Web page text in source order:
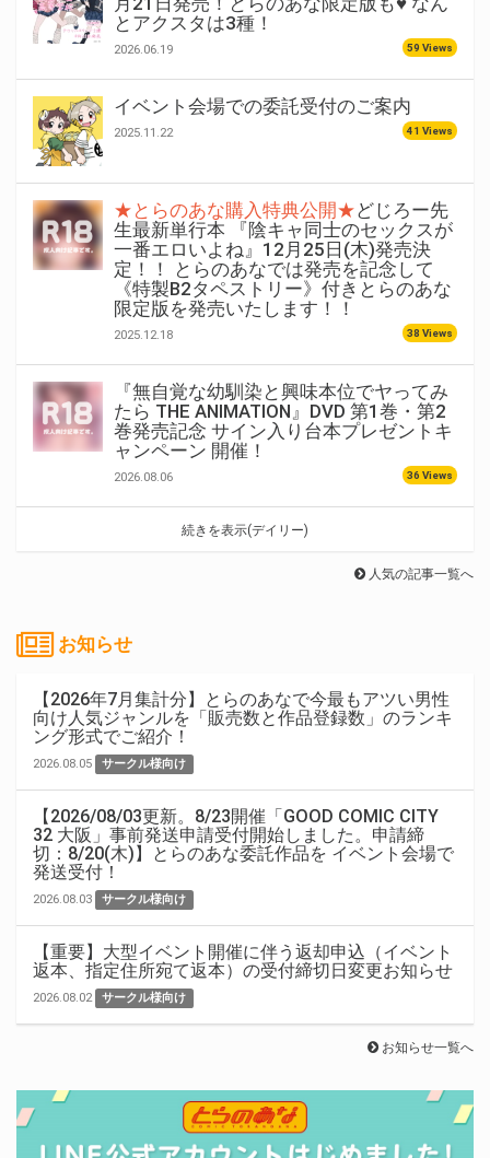
とアクスタは3種！
2026.06.19 59 Views
イベント会場での委託受付のご案内
2025.11.22 41 Views
★とらのあな購入特典公開★どじろー先
生最新単行本 『陰キャ同士のセックスが
一番エロいよね』12月25日(木)発売決
定！！ とらのあなでは発売を記念して
《特製B2タペストリー》付きとらのあな
限定版を発売いたします！！
2025.12.18 38 Views
『無自覚な幼馴染と興味本位でヤってみ
たら THE ANIMATION』DVD 第1巻・第2
巻発売記念 サイン入り台本プレゼントキ
ャンペーン 開催！
2026.08.06 36 Views
続きを表示(デイリー)
人気の記事一覧へ
お知らせ
【2026年7月集計分】とらのあなで今最もアツい男性
向け人気ジャンルを「販売数と作品登録数」のランキ
ング形式でご紹介！
2026.08.05 サークル様向け
【2026/08/03更新。8/23開催「GOOD COMIC CITY
32 大阪」事前発送申請受付開始しました。申請締
切：8/20(木)】とらのあな委託作品を イベント会場で
発送受付！
2026.08.03 サークル様向け
【重要】大型イベント開催に伴う返却申込（イベント
返本、指定住所宛て返本）の受付締切日変更お知らせ
2026.08.02 サークル様向け
お知らせ一覧へ